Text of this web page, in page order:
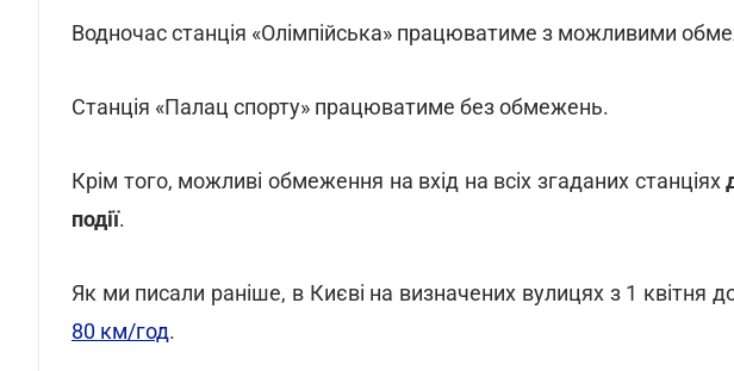
Водночас станція «Олімпійська» працюватиме з можливими
Станція «Палац спорту» працюватиме без обмежень.
Крім того, можливі обмеження на вхід на всіх згаданих станціях
події.
Як ми писали раніше, в Києві на визначених вулицях з 1 квітня
80 км/год.